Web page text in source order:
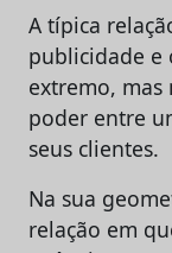
A típica
publicidade e
extremo,
poder entre
seus clientes.
Na sua
relação em